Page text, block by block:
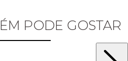
PODE GOSTAR